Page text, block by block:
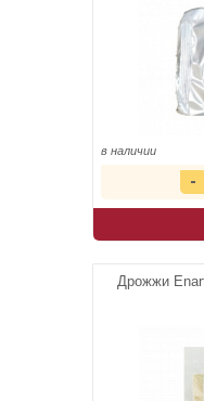
в наличии
Дрожжи